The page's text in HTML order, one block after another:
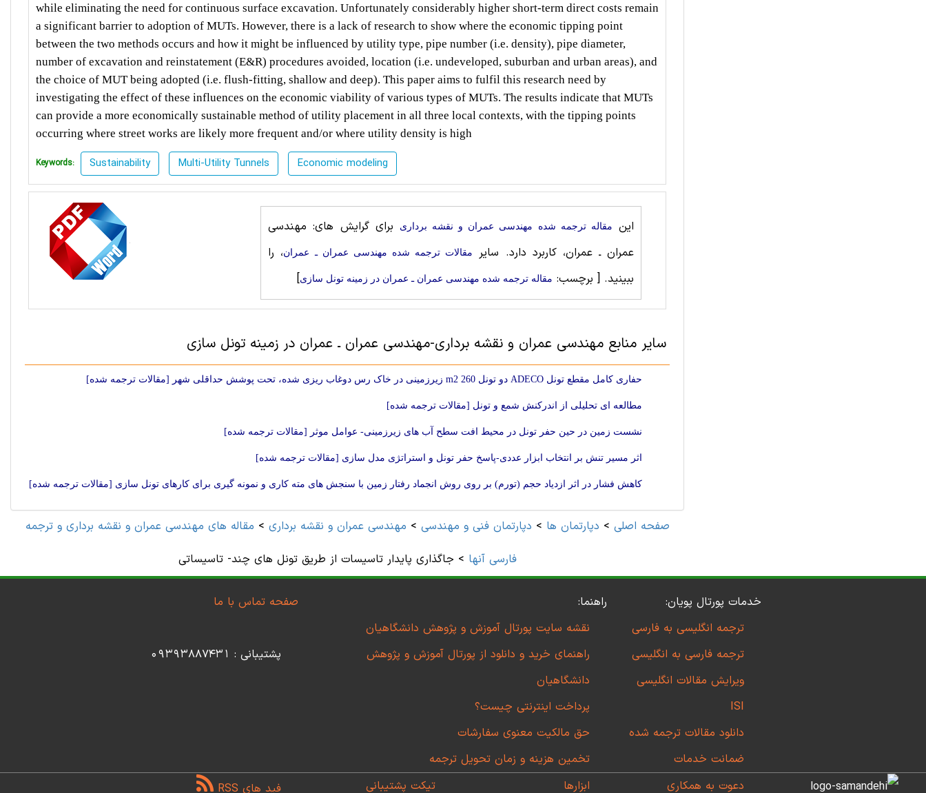
while eliminating the need for continuous surface excavation. Unfortunately considerably higher short-term direct costs remain
a significant barrier to adoption of MUTs. However, there is a lack of research to show where the economic tipping point
between the two methods occurs and how it might be influenced by utility type, pipe number (i.e. density), pipe diameter,
number of excavation and reinstatement (E&R) procedures avoided, location (i.e. undeveloped, suburban and urban areas), and
the choice of MUT being adopted (i.e. flush-fitting, shallow and deep). This paper aims to fulfil this research need by
investigating the effect of these influences on the economic viability of various types of MUTs. The results indicate that MUTs
can provide a more economically sustainable method of utility placement in all three local contexts, with the tipping points
occurring where street works are likely more frequent and/or where utility density is high
Keywords: Sustainability Multi-Utility Tunnels Economic modeling
این مقاله ترجمه شده مهندسی عمران و نقشه برداری
برای گرایش های: مهندسی
عمران ـ عمران، کاربرد دارد. سایر
مقالات ترجمه شده مهندسی عمران ـ عمران، را
ببینید. [ برچسب: مقاله ترجمه شده مهندسی عمران ـ عمران در زمینه تونل سازی]
سایر منابع مهندسی عمران و نقشه برداری-مهندسی عمران ـ عمران در زمینه تونل سازی
حفاری کامل مقطع تونل ADECO دو تونل 260 m2 زیرزمینی در خاک رس دوغاب ریزی شده، تحت پوشش حداقلی شهر [مقالات ترجمه شده]
مطالعه ای تحلیلی از اندرکنش شمع و تونل [مقالات ترجمه شده]
نشست زمین در حین حفر تونل در محیط افت سطح آب های زیرزمینی- عوامل موثر [مقالات ترجمه شده]
اثر مسیر تنش بر انتخاب ابزار عددی-پاسخ حفر تونل و استراتژی مدل سازی [مقالات ترجمه شده]
کاهش فشار در اثر ازدیاد حجم (تورم) بر روی روش انجماد رفتار زمین با سنجش های مته کاری و نمونه گیری برای کارهای تونل سازی [مقالات ترجمه شده]
صفحه اصلی > دپارتمان ها > دپارتمان فنی و مهندسی > مهندسی عمران و نقشه برداری > مقاله های مهندسی عمران و نقشه برداری و ترجمه
فارسی آنها > جاگذاری پایدار تاسیسات از طریق تونل های چند- تاسیساتی
خدمات پورتال پویان:
ترجمه انگلیسی به فارسی
ترجمه فارسی به انگلیسی
ویرایش مقالات انگلیسی
ISI
دانلود مقالات ترجمه شده
ضمانت خدمات
راهنما:
نقشه سایت پورتال آموزش و پژوهش دانشگاهیان
راهنمای خرید و دانلود از پورتال آموزش و پژوهش
دانشگاهیان
پرداخت اینترنتی چیست؟
حق مالکیت معنوی سفارشات
تخمین هزینه و زمان تحویل ترجمه
صفحه تماس با ما
پشتیبانی : 09393887431
دعوت به همکاری ابزارها تیکت پشتیبانی فید های RSS